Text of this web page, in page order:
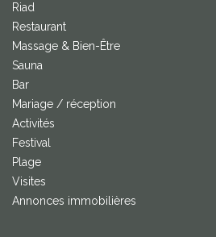
Riad
Restaurant
Massage & Bien-Être
Sauna
Bar
Mariage / réception
Activités
Festival
Plage
Visites
Annonces immobilières